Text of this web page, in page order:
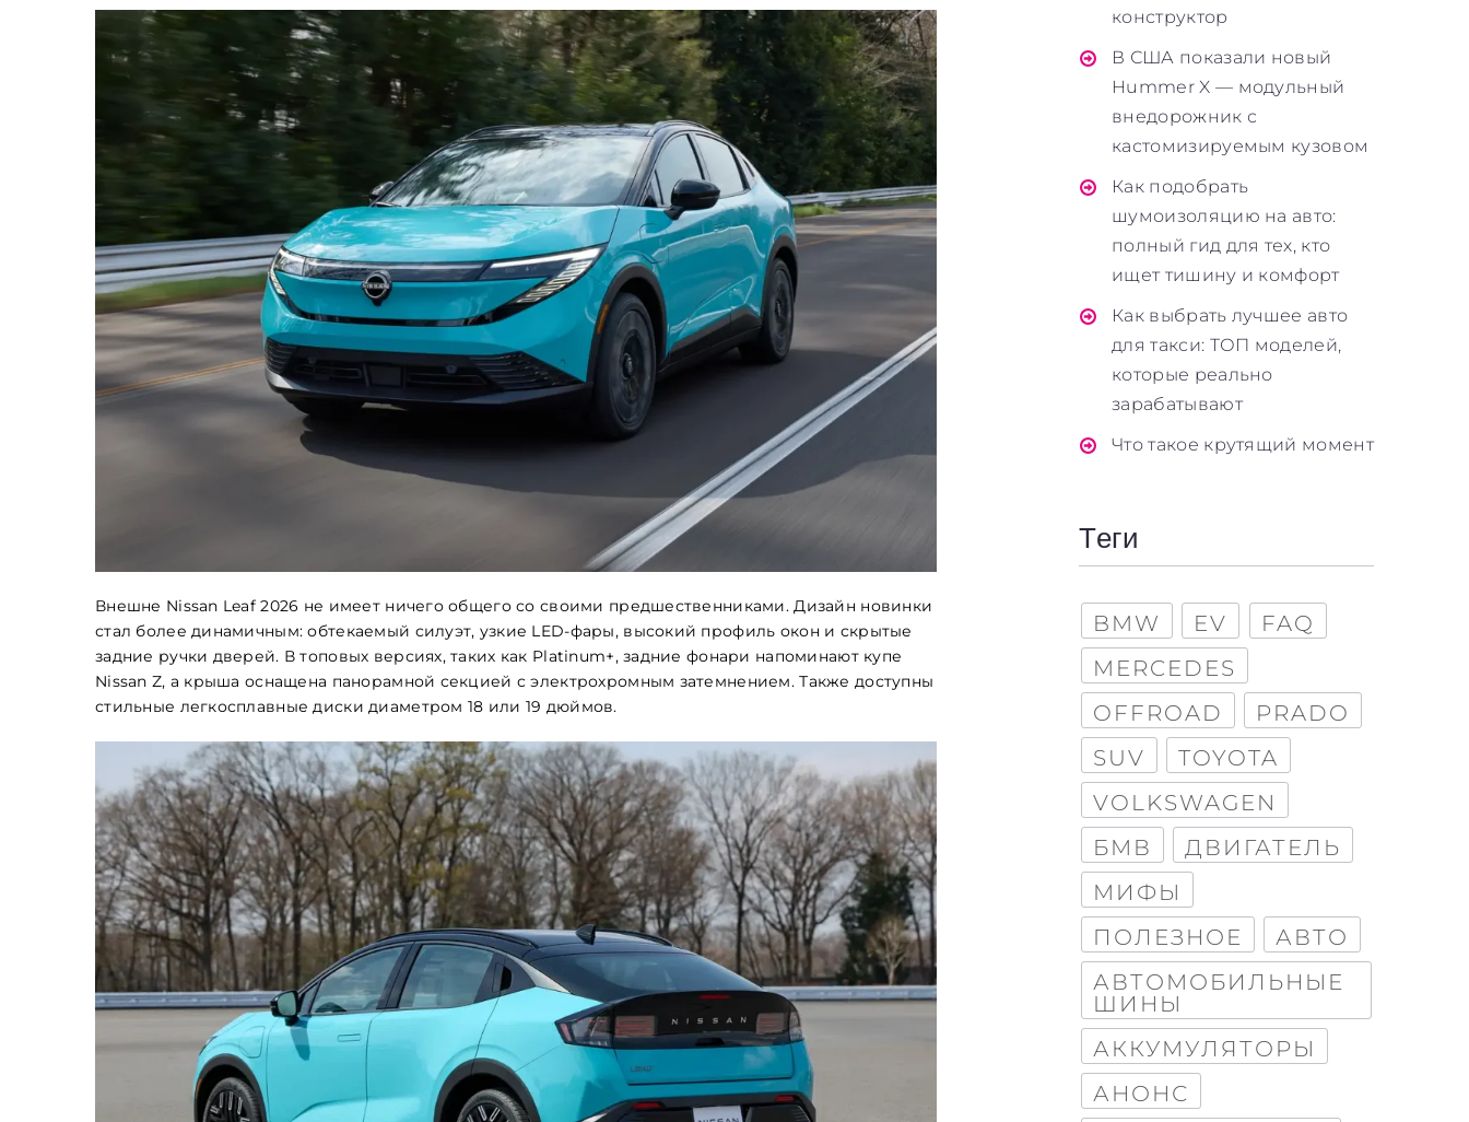
Внешне Nissan Leaf 2026 не имеет ничего общего со своими предшественниками. Дизайн новинки
стал более динамичным: обтекаемый силуэт, узкие LED-фары, высокий профиль окон и скрытые
задние ручки дверей. В топовых версиях, таких как Platinum+, задние фонари напоминают купе
Nissan Z, а крыша оснащена панорамной секцией с электрохромным затемнением. Также доступны
стильные легкосплавные диски диаметром 18 или 19 дюймов.
конструктор
В США показали новый
Hummer X — модульный
внедорожник с
кастомизируемым кузовом
Как подобрать
шумоизоляцию на авто:
полный гид для тех, кто
ищет тишину и комфорт
Как выбрать лучшее авто
для такси: ТОП моделей,
которые реально
зарабатывают
Что такое крутящий момент
Теги
BMW EV
FAQ
MERCEDES
OFFROAD
PRADO
SUV
TOYOTA
VOLKSWAGEN
БМВ
ДВИГАТЕЛЬ
МИФЫ
ПОЛЕЗНОЕ
АВТО
АВТОМОБИЛЬНЫЕ
ШИНЫ
АККУМУЛЯТОРЫ
АНОНС
Заголовок